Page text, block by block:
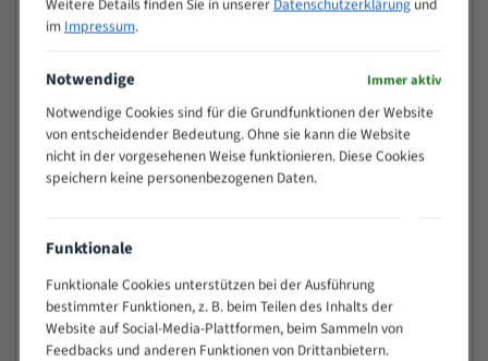
15 - 40
8/12
25 - 50
35 - 70
80 - 180
3/4
130 -
350
2/3
200 -
> 500
0,75/1,25
Vorteile:
im Impressum.
Notwendige Immer aktiv
Notwendige Cookies sind für die Grundfunktionen der Website
von entscheidender Bedeutung. Ohne sie kann die Website
nicht in der vorgesehenen Weise funktionieren. Diese Cookies
speichern keine personenbezogenen Daten.
Funktionale
Funktionale Cookies unterstützen bei der Ausführung
bestimmter Funktionen, z. B. beim Teilen des Inhalts der
Website auf Social-Media-Plattformen, beim Sammeln von
Feedbacks und anderen Funktionen von Drittanbietern.